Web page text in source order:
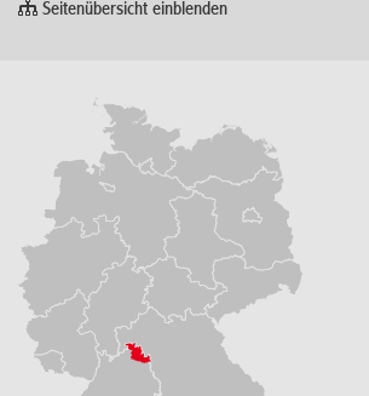
Seitenübersicht einblenden